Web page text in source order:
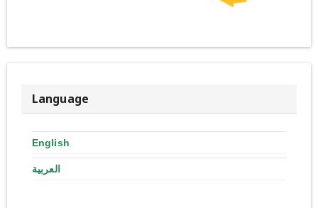
Language
English
العربية